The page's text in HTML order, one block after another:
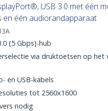
USB 3.0 met één
en één audiorandapparaat
(5 Gbps)-hub
via druktoetsen op het
en USB-kabels
tot 2560x1600
nodig